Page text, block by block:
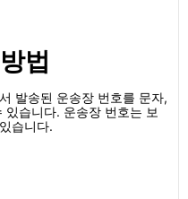
법
발송된 운송장 번호를 문자,
습니다. 운송장 번호는 보
습니다.